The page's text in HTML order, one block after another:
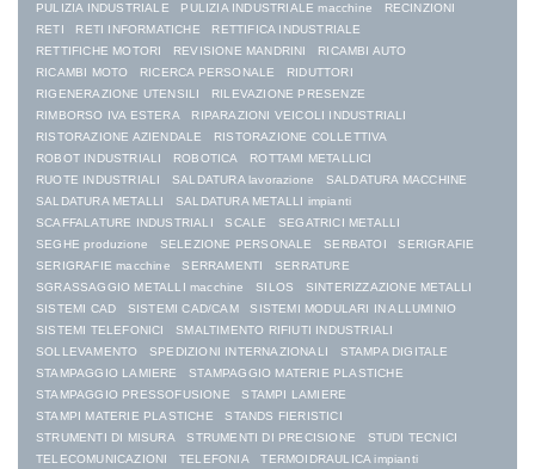
PULIZIA INDUSTRIALE
PULIZIA INDUSTRIALE macchine
RECINZIONI
RETI
RETI INFORMATICHE
RETTIFICA INDUSTRIALE
RETTIFICHE MOTORI
REVISIONE MANDRINI
RICAMBI AUTO
RICAMBI MOTO
RICERCA PERSONALE
RIDUTTORI
RIGENERAZIONE UTENSILI
RILEVAZIONE PRESENZE
RIMBORSO IVA ESTERA
RIPARAZIONI VEICOLI INDUSTRIALI
RISTORAZIONE AZIENDALE
RISTORAZIONE COLLETTIVA
ROBOT INDUSTRIALI
ROBOTICA
ROTTAMI METALLICI
RUOTE INDUSTRIALI
SALDATURA lavorazione
SALDATURA MACCHINE
SALDATURA METALLI
SALDATURA METALLI impianti
SCAFFALATURE INDUSTRIALI
SCALE
SEGATRICI METALLI
SEGHE produzione
SELEZIONE PERSONALE SERBATOI
SERIGRAFIE
SERIGRAFIE macchine
SERRAMENTI
SERRATURE
SGRASSAGGIO METALLI macchine
SILOS
SINTERIZZAZIONE METALLI
SISTEMI CAD
SISTEMI CAD/CAM
SISTEMI MODULARI IN ALLUMINIO
SISTEMI TELEFONICI
SMALTIMENTO RIFIUTI INDUSTRIALI
SOLLEVAMENTO
SPEDIZIONI INTERNAZIONALI
STAMPA DIGITALE
STAMPAGGIO LAMIERE
STAMPAGGIO MATERIE PLASTICHE
STAMPAGGIO PRESSOFUSIONE
STAMPI LAMIERE
STAMPI MATERIE PLASTICHE
STANDS FIERISTICI
STRUMENTI DI MISURA
STRUMENTI DI PRECISIONE
STUDI TECNICI
TELECOMUNICAZIONI
TELEFONIA TERMOIDRAULICA impianti